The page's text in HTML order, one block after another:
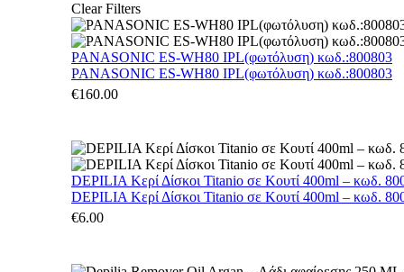
Clear Filters
PANASONIC ES-WH80 IPL(φωτόλυση) κωδ.:800803
PANASONIC ES-WH80 IPL(φωτόλυση) κωδ.:800803
€160.00
DEPILIA Κερί Δίσκοι Titanio σε Κουτί 400ml – κωδ.
DEPILIA Κερί Δίσκοι Titanio σε Κουτί 400ml – κωδ.
€6.00